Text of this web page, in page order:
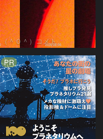
（＾０＾）コメト
PR